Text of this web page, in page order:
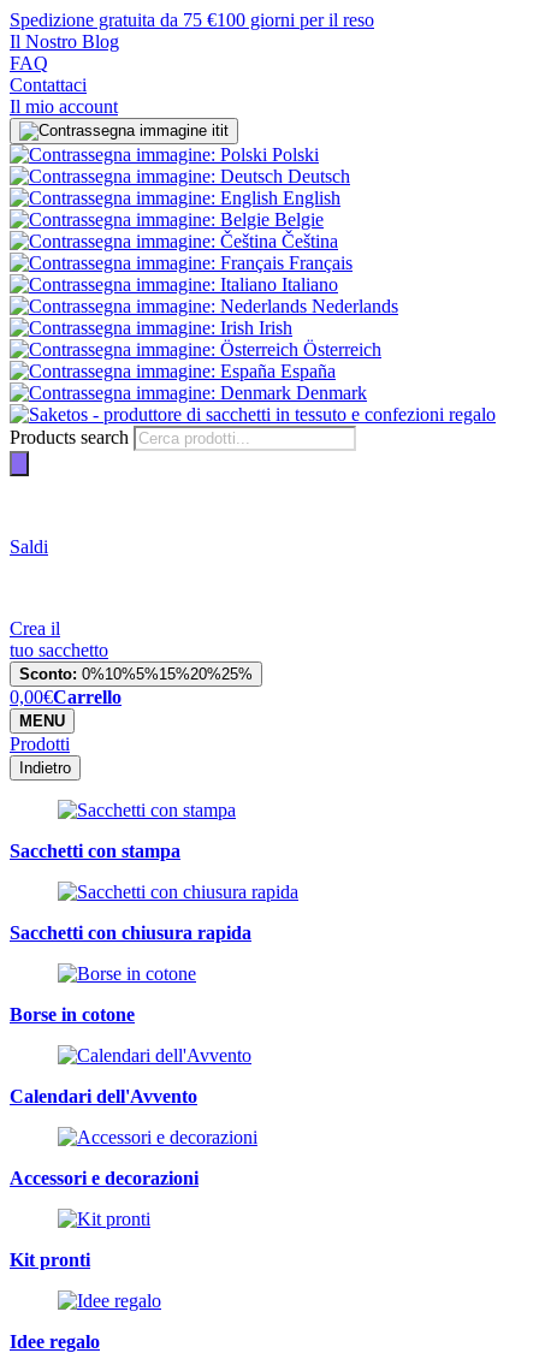
Spedizione gratuita da 75 €100 giorni per il reso
Il Nostro Blog
FAQ
Contattaci
Il mio account
it
Polski
Deutsch
English
Belgie
Čeština
Français
Italiano
Nederlands
Irish
Österreich
España
Denmark
Products search
Saldi
Crea il
tuo sacchetto
Sconto: 0%10%5%15%20%25%
0,00€Carrello
MENU
Prodotti
Indietro
Sacchetti con stampa
Sacchetti con chiusura rapida
Borse in cotone
Calendari dell'Avvento
Accessori e decorazioni
Kit pronti
Idee regalo